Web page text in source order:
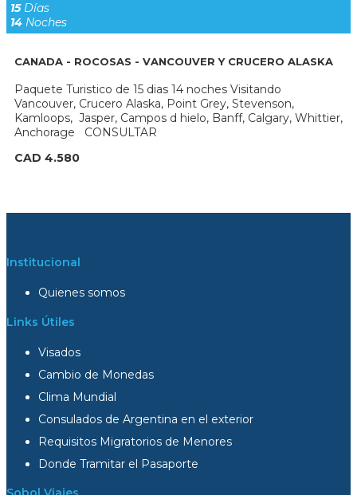
15Días
14 Noches
CANADA - ROCOSAS - VANCOUVER Y CRUCERO ALASKA
Paquete Turistico de 15 dias 14 noches Visitando
Vancouver, Crucero Alaska, Point Grey, Stevenson,
Kamloops, Jasper, Campos d hielo, Banff, Calgary, Whittier,
Anchorage CONSULTAR
CAD 4.580
Institucional
Quienes somos
Links Útiles
Visados
Cambio de Monedas
Clima Mundial
Consulados de Argentina en el exterior
Requisitos Migratorios de Menores
Donde Tramitar el Pasaporte